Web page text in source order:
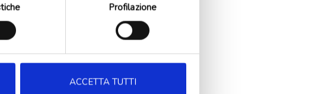
Profilazione
ACCETTA TUTTI